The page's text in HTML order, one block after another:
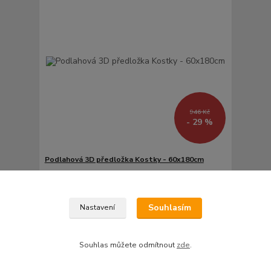
946 Kč
- 29 %
Podlahová 3D předložka Kostky - 60x180cm
Přidat do košíku
Nastavení Souhlasím
Souhlas můžete odmítnout zde.